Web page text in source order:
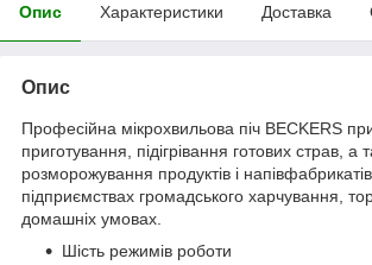
Опис Характеристики Доставка
Опис
Професійна мікрохвильова піч BECKERS
приготування, підігрівання готових страв, а
розморожування продуктів і
підприємствах громадського харчування,
домашніх умовах.
Шість режимів роботи